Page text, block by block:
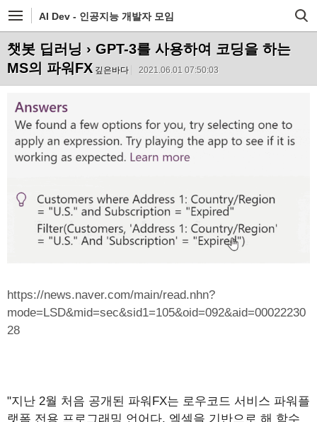
AI Dev - 인공지능 개발자 모임
챗봇 딥러닝 › GPT-3를 사용하여 코딩을 하는
MS의 파워FX 깊은바다 2021.06.01 07:50:03
https://news.naver.com/main/read.nhn?
mode=LSD&mid=sec&sid1=105&oid=092&aid=00022230
28
"지난 2월 처음 공개된 파워FX는 로우코드 서비스 파워플
랫폼 전용 프로그래밍 언어다. 엑셀을 기반으로 해 함수